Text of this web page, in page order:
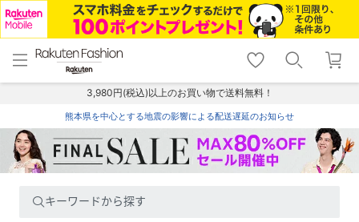
menu home
トップ
shopping_cart lock_outline
ログイン
3,980円(税込)以上のお買い物で送料無料！
熊本県を中心とする地震の影響による配送遅延のお知らせ
キーワードから探す